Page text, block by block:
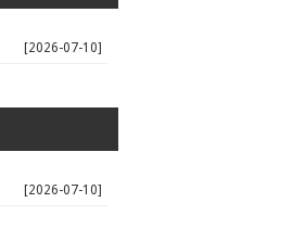
[2026-07-10]
[2026-07-10]